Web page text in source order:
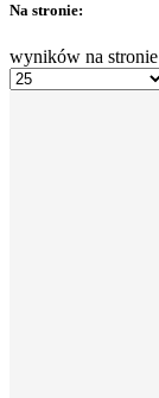
Na stronie:
wyników na stronie